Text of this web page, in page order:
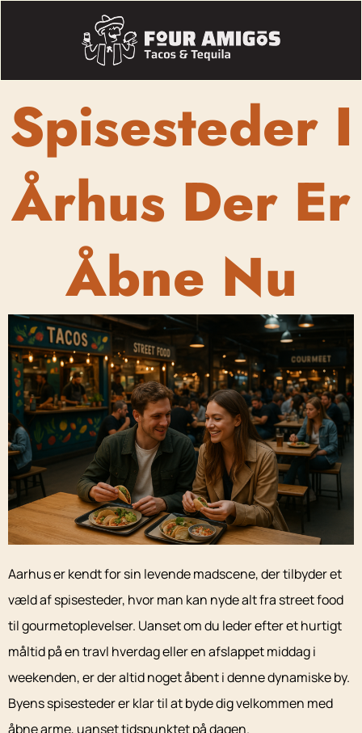
Spisesteder I
Århus Der Er
Åbne Nu
Aarhus er kendt for sin levende madscene, der tilbyder et
væld af spisesteder, hvor man kan nyde alt fra street food
til gourmetoplevelser. Uanset om du leder efter et hurtigt
måltid på en travl hverdag eller en afslappet middag i
weekenden, er der altid noget åbent i denne dynamiske by.
Byens spisesteder er klar til at byde dig velkommen med
åbne arme, uanset tidspunktet på dagen.